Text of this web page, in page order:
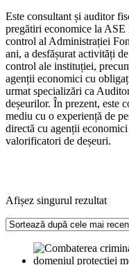
Este consultant și auditor
pregătiri economice la
control al Administrației
ani, a desfășurat activități
control ale instituției,
agenții economici cu
urmat specializări ca
deșeurilor. În prezent, este
mediu cu o experiență de
directă cu agenții
valorificatori de deșeuri.
Afișez singurul rezultat